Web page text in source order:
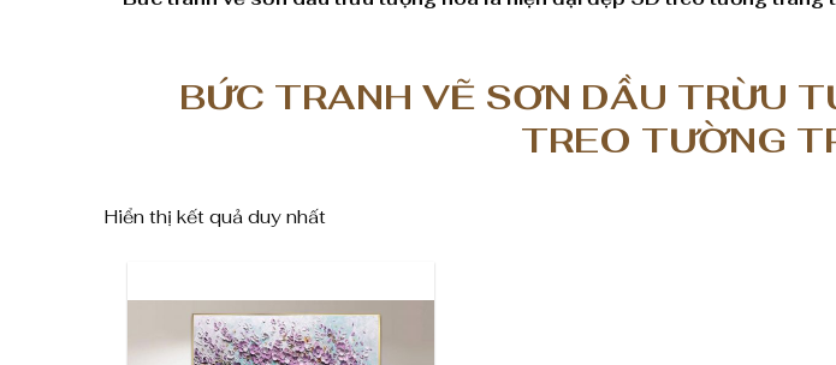
BỨC TRANH VẼ SƠN DẦU TRỪU
TREO TƯỜNG
Hiển thị kết quả duy nhất